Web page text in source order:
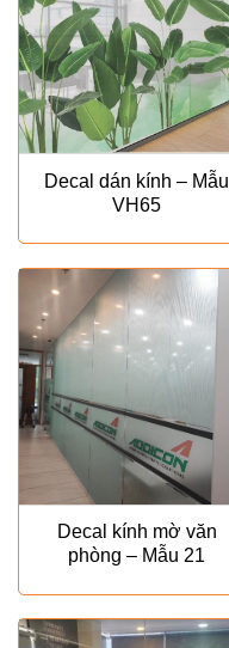
Decal dán kính – Mẫu
VH65
Decal kính mờ văn
phòng – Mẫu 21